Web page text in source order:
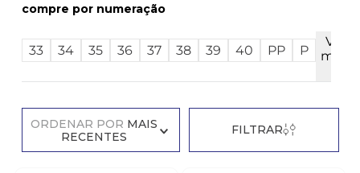
numeração
33 34 35 36 37 38 39 40 PP P
Ver
mais
ORDENAR POR MAIS
RECENTES
FILTRAR